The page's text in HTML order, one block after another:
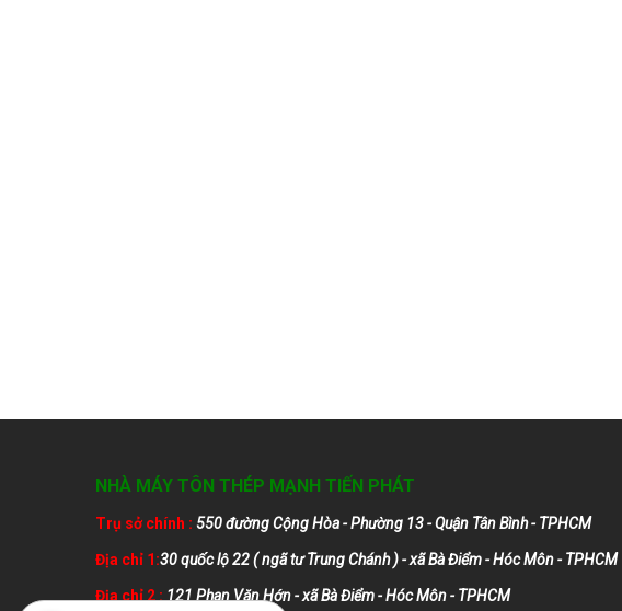
NHÀ MÁY TÔN THÉP MẠNH TIẾN PHÁT
Trụ sở chính : 550 đường Cộng Hòa - Phường 13 - Quận Tân Bình - TPHCM
Địa chỉ 1:30 quốc lộ 22 ( ngã tư Trung Chánh ) - xã Bà Điểm - Hóc Môn - TPHCM
Địa chỉ 2 : 121 Phan Văn Hớn - xã Bà Điểm - Hóc Môn - TPHCM